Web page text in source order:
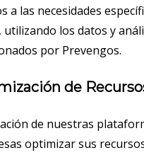
a las necesidades
utilizando los datos y
por Prevengos.
de
de nuestras
optimizar sus